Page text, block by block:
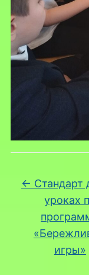
← Стандарт
уроках
игры»